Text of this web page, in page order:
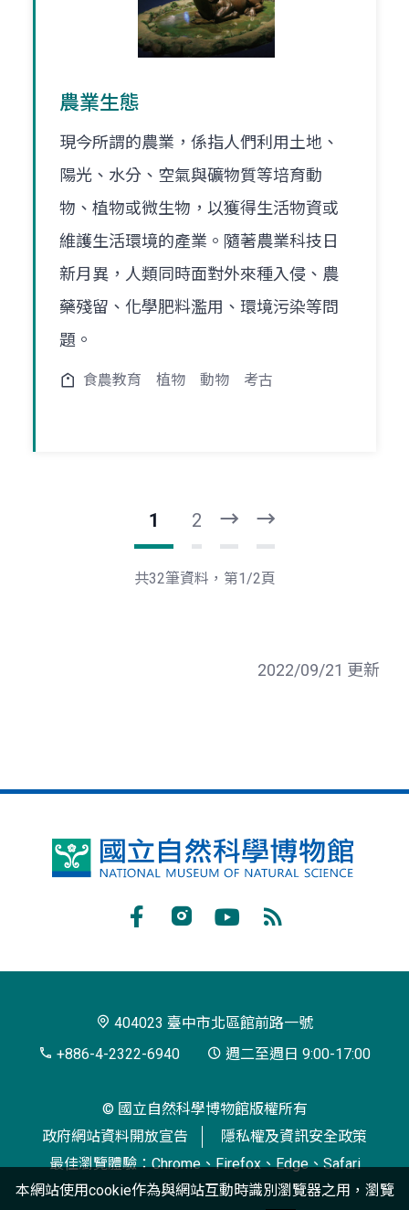
農業生態
現今所謂的農業，係指人們利用土地、
陽光、水分、空氣與礦物質等培育動
物、植物或微生物，以獲得生活物資或
維護生活環境的產業。隨著農業科技日
新月異，人類同時面對外來種入侵、農
藥殘留、化學肥料濫用、環境污染等問
題。
食農教育 植物 動物 考古
1 2
一
頁
後
一
共32筆資料，第1/2頁
2022/09/21 更新
國
博
閱
404023 臺中市北區館前路一號
+886-4-2322-6940
週二至週日 9:00-17:00
© 國立自然科學博物館版權所有
政府網站資料開放宣告
隱私權及資訊安全政策
最佳瀏覽體驗：Chrome、Firefox、Edge、Safari
本網站使用cookie作為與網站互動時識別瀏覽器之用，瀏覽